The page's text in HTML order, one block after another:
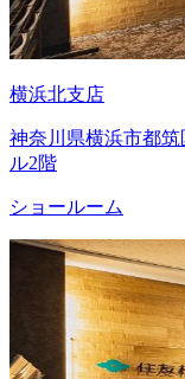
横浜北支店
神奈川県横浜市都
ル2階
ショールーム